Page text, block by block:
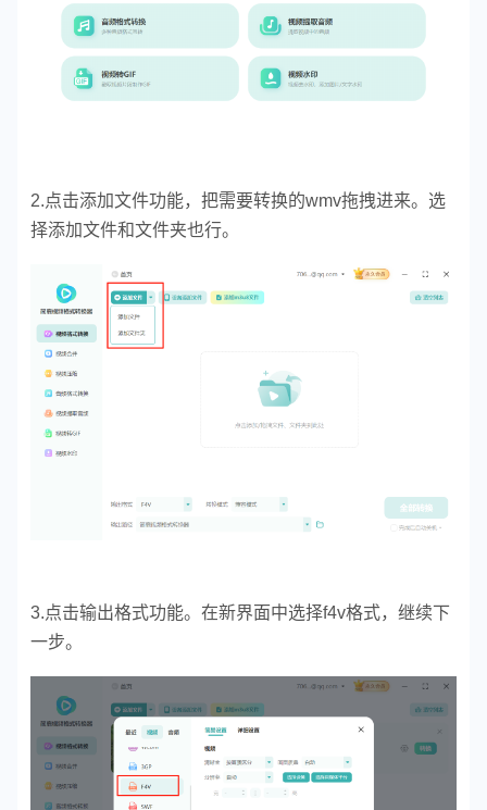
2.点击添加文件功能，把需要转换的wmv拖拽进来。选
择添加文件和文件夹也行。
3.点击输出格式功能。在新界面中选择f4v格式，继续下
一步。